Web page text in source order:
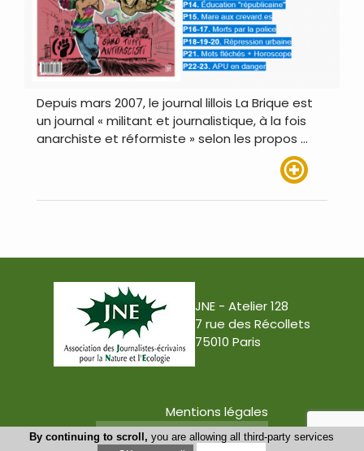
Depuis mars 2007, le journal lillois La Brique est
un journal « militant et journalistique, à la fois
anarchiste et réformiste » selon les propos …
JNE - Atelier 128
7 rue des Récollets
75010 Paris
Mentions légales
Conception : Tabula Rasa
By continuing to scroll, you are allowing all third-party services